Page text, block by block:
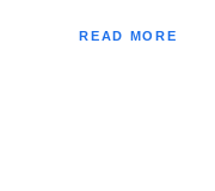
READ MORE
ABOUT